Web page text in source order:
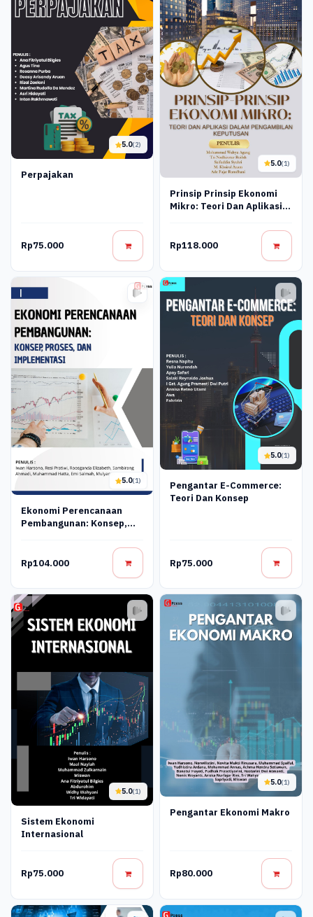
5.0(2)
Perpajakan
Rp75.000
5.0(1)
Prinsip Prinsip Ekonomi
Mikro: Teori Dan Aplikasi
Rp118.000
5.0(1)
Ekonomi Perencanaan
Pembangunan: Konsep,
Rp104.000
5.0(1)
Pengantar E-Commerce:
Teori Dan Konsep
Rp75.000
5.0(1)
Sistem Ekonomi
Internasional
Rp75.000
5.0(1)
Pengantar Ekonomi Makro
Rp80.000